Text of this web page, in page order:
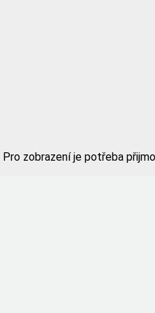
Pro zobrazení je potřeba